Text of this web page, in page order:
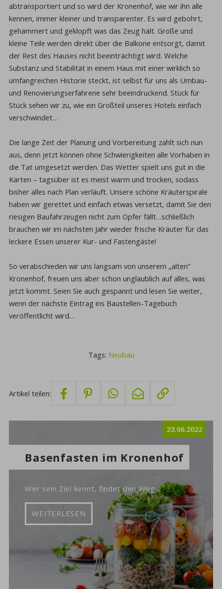
abtransportiert und so wird der Kronenhof, wie wir ihn alle
kennen, immer kleiner und transparenter. Es wird gebohrt,
gehämmert und geklopft was das Zeug hält. Große und
kleine Teile werden direkt über die Balkone entsorgt, damit
der Rest des Hauses nicht beeinträchtigt wird. Welche
Substanz und Stabilität in einem Haus mit einer wirklich so
umfangreichen Historie steckt, ist selbst für uns als Umbau-
und Renovierungserfahrene sehr beeindruckend. Stück für
Stück sehen wir zu, wie ein Großteil unseres Hotels einfach
verschwindet…
Die lange Zeit der Planung und Vorbereitung zahlt sich nun
aus, denn jetzt können ohne Schwierigkeiten alle Vorhaben in
die Tat umgesetzt werden. Das Wetter spielt uns gut in die
Karten – tagsüber ist es meist warm und trocken, sodass
bisher alles nach Plan verläuft. Unsere schöne Kräuterspirale
haben wir gerettet und einfach etwas versetzt, damit Sie den
riesigen Baufahrzeugen nicht zum Opfer fällt…schließlich
brauchen wir im nächsten Jahr wieder frische Kräuter für das
leckere Essen unserer Kur- und Fastengäste!
So verabschieden wir uns langsam von unserem „alten“
Kronenhof, freuen uns aber schon unglaublich auf alles, was
jetzt kommt. Seien Sie auch gespannt und lesen Sie weiter,
wenn der nächste Eintrag ins Baustellen-Tagebuch
veröffentlicht wird…
Tags: Neubau
Artikel teilen:
23.06.2022
Basenfasten im Kronenhof
Wer sein Ziel kennt, findet den Weg...
WEITERLESEN